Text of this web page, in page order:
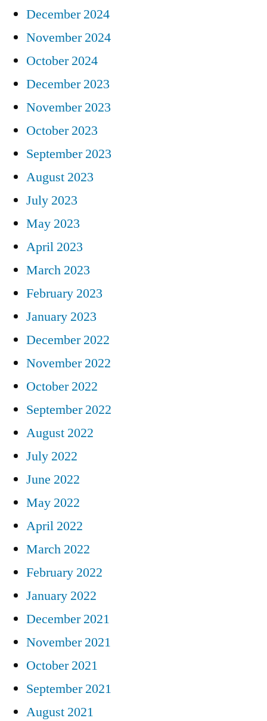
December 2024
November 2024
October 2024
December 2023
November 2023
October 2023
September 2023
August 2023
July 2023
May 2023
April 2023
March 2023
February 2023
January 2023
December 2022
November 2022
October 2022
September 2022
August 2022
July 2022
June 2022
May 2022
April 2022
March 2022
February 2022
January 2022
December 2021
November 2021
October 2021
September 2021
August 2021